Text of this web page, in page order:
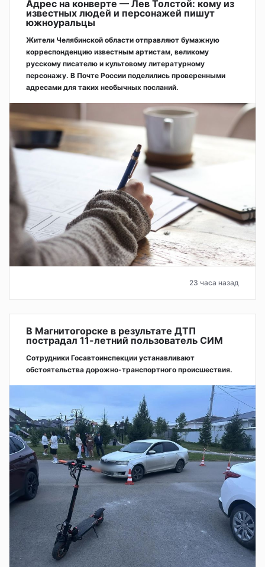
Адрес на конверте — Лев Толстой: кому из
известных людей и персонажей пишут
южноуральцы
Жители Челябинской области отправляют бумажную
корреспонденцию известным артистам, великому
русскому писателю и культовому литературному
персонажу. В Почте России поделились проверенными
адресами для таких необычных посланий.
23 часа назад
В Магнитогорске в результате ДТП
пострадал 11-летний пользователь СИМ
Сотрудники Госавтоинспекции устанавливают
обстоятельства дорожно-транспортного происшествия.